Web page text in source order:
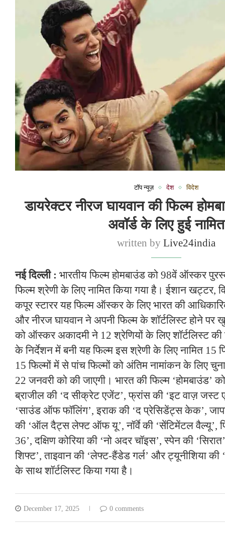
टॉप न्यूज़ देश विदेश
डायरेक्टर नीरज घायवान की फिल्म
अवॉर्ड के लिए हुई नामित
written byLive24india
नई दिल्ली : भारतीय फिल्म होमबाउंड को 98वें ऑस्कर
फिल्म श्रेणी के लिए नामित किया गया है। ईशान खट्टर,
कपूर स्टारर यह फिल्म ऑस्कर के लिए भारत की
और नीरज घायवान ने अपनी फिल्म के शॉर्टलिस्ट होने पर
को ऑस्कर अकादमी ने 12 श्रेणियों के लिए शॉर्टलिस्ट की
के निर्देशन में बनी यह फिल्म इस श्रेणी के लिए नामित 15
15 फिल्मों में से पांच फिल्मों को अंतिम नामांकन के लिए
22 जनवरी को की जाएगी। भारत की फिल्म ‘होमबाउंड’
ब्राजील की ‘द सीक्रेट एजेंट’, फ्रांस की ‘इट वाज़ जस्ट
‘साउंड ऑफ फॉलिंग’, इराक की ‘द प्रेसिडेंट्स केक’,
की ‘ऑल दैट्स लेफ्ट ऑफ यू’, नॉर्वे की ‘सेंटिमेंटल वैल्यू’,
36’, दक्षिण कोरिया की ‘नो अदर चॉइस’, स्पेन की
शिफ्ट’, ताइवान की ‘लेफ्ट-हैंडेड गर्ल’ और ट्यूनीशिया
के साथ शॉर्टलिस्ट किया गया है।
December 17, 2025 0 comments